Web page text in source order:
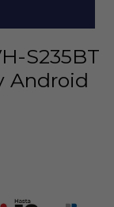
S235BT
Android